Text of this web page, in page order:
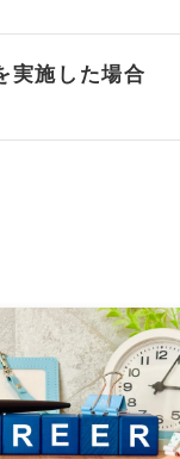
実施した場合